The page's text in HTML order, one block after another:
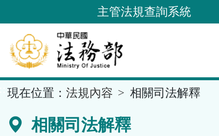
到
要
內
容
區
主管法規查詢系統
現在位置： 法規內容 相關司法解釋
相關司法解釋